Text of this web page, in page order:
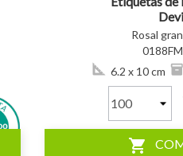
Rosal
6.2 x 10 cm
shopping_cart